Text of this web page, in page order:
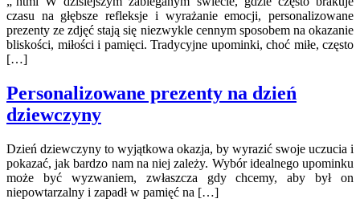
czasu na głębsze refleksje i wyrażanie emocji, personalizowane
prezenty ze zdjęć stają się niezwykle cennym sposobem na okazanie
bliskości, miłości i pamięci. Tradycyjne upominki, choć miłe, często
[…]
Personalizowane prezenty na dzień
dziewczyny
Dzień dziewczyny to wyjątkowa okazja, by wyrazić swoje uczucia i
pokazać, jak bardzo nam na niej zależy. Wybór idealnego upominku
może być wyzwaniem, zwłaszcza gdy chcemy, aby był on
niepowtarzalny i zapadł w pamięć na […]